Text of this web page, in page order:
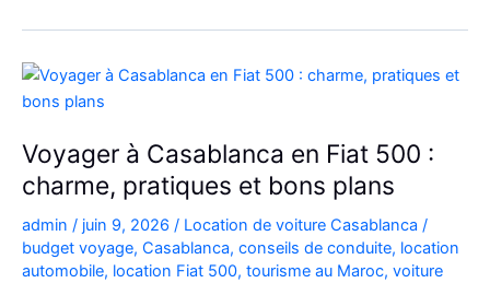
Kia
Picanto
Casablanca
pour
vos
déplacements
Voyager à Casablanca en Fiat 500 :
charme, pratiques et bons plans
admin / juin 9, 2026 / Location de voiture Casablanca /
budget voyage, Casablanca, conseils de conduite, location
automobile, location Fiat 500, tourisme au Maroc, voiture